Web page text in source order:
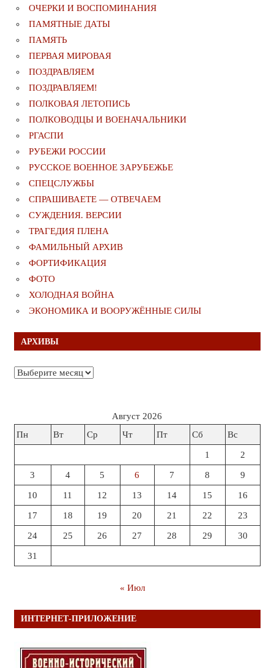
ОЧЕРКИ И ВОСПОМИНАНИЯ
ПАМЯТНЫЕ ДАТЫ
ПАМЯТЬ
ПЕРВАЯ МИРОВАЯ
ПОЗДРАВЛЯЕМ
ПОЗДРАВЛЯЕМ!
ПОЛКОВАЯ ЛЕТОПИСЬ
ПОЛКОВОДЦЫ И ВОЕНАЧАЛЬНИКИ
РГАСПИ
РУБЕЖИ РОССИИ
РУССКОЕ ВОЕННОЕ ЗАРУБЕЖЬЕ
СПЕЦСЛУЖБЫ
СПРАШИВАЕТЕ — ОТВЕЧАЕМ
СУЖДЕНИЯ. ВЕРСИИ
ТРАГЕДИЯ ПЛЕНА
ФАМИЛЬНЫЙ АРХИВ
ФОРТИФИКАЦИЯ
ФОТО
ХОЛОДНАЯ ВОЙНА
ЭКОНОМИКА И ВООРУЖЁННЫЕ СИЛЫ
АРХИВЫ
Архивы
Август 2026
Пн
Вт Ср Чт Пт Сб Вс
1 2
3 4 5 6 7 8 9
10 11 12 13 14 15 16
17 18 19 20 21 22 23
24 25 26 27 28 29 30
31
« Июл
ИНТЕРНЕТ-ПРИЛОЖЕНИЕ